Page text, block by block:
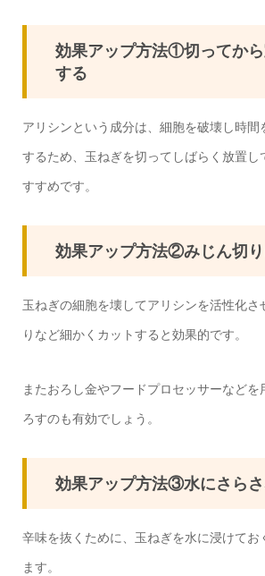
効果アップ方法①切ってか
する
アリシンという成分は、細胞を破壊し時
するため、玉ねぎを切ってしばらく放置し
すすめです。
効果アップ方法②みじん切
玉ねぎの細胞を壊してアリシンを活性化さ
りなど細かくカットすると効果的です。
またおろし金やフードプロセッサーなど
ろすのも有効でしょう。
効果アップ方法③水にさら
辛味を抜くために、玉ねぎを水に浸けてお
ます。